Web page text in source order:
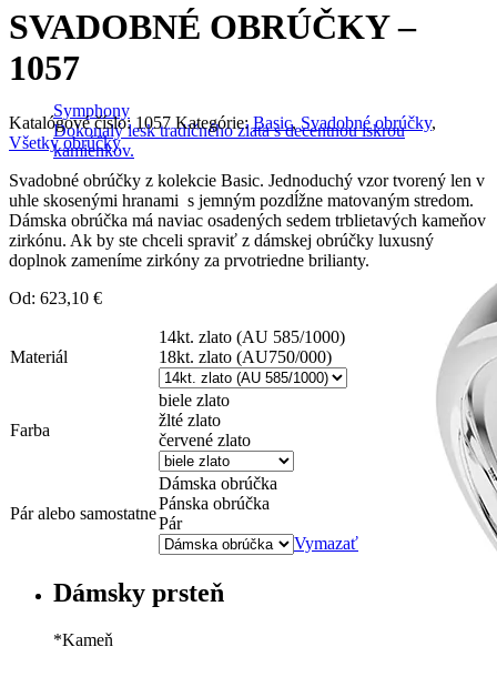
Symphony
Dokonalý lesk tradičného zlata s decentnou iskrou
kamienkov.
SVADOBNÉ OBRÚČKY –
1057
Katalógové číslo: 1057 Kategórie: Basic, Svadobné obrúčky,
Všetky obrúčky
Svadobné obrúčky z kolekcie Basic. Jednoduchý vzor tvorený len v
uhle skosenými hranami s jemným pozdĺžne matovaným stredom.
Dámska obrúčka má naviac osadených sedem trblietavých kameňov
zirkónu. Ak by ste chceli spraviť z dámskej obrúčky luxusný
doplnok zameníme zirkóny za prvotriedne brilianty.
Od: 623,10 €
Materiál
14kt. zlato (AU 585/1000)
18kt. zlato (AU750/000)
Farba
biele zlato
žlté zlato
červené zlato
Pár alebo samostatne
Dámska obrúčka
Pánska obrúčka
Pár
Vymazať
Dámsky prsteň
*Kameň